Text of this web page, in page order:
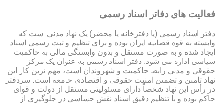
فعالیت های دفاتر اسناد رسمی
دفتر اسناد رسمی (یا دفترخانه یا محضر) یک نهاد مدنی است که
وابسته به قوه قضائیه ایران بوده و برای تنظیم و ثبت رسمی اسناد
ایجاد شده و به صورت مستقل و بدون وابستگی مالی به حاکمیت
سیاسی اداره می شود. دفتر اسناد رسمی به عنوان یک مرکز
حقوقی و مدنی رابط حاکمیت و شهروندان است، مهم ترین کار این
نهاد تامین و تضمین امنیت حقوقی و اقتصادی جامعه است. سردفتر
در رأس این نهاد شخصاً دارای مسئولیتی مستقل از دولت و قوای
حاکم بوده و با تنظیم دقیق اسناد نقش حساسی در جلوگیری از